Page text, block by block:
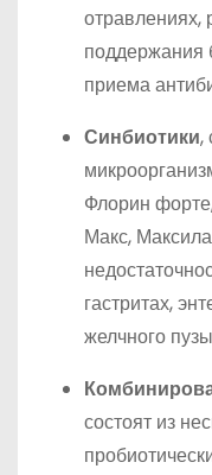
отравлениях,
поддержания
приема
Синбиотики,
Флорин
Макс,
гастритах,
желчного
состоят из